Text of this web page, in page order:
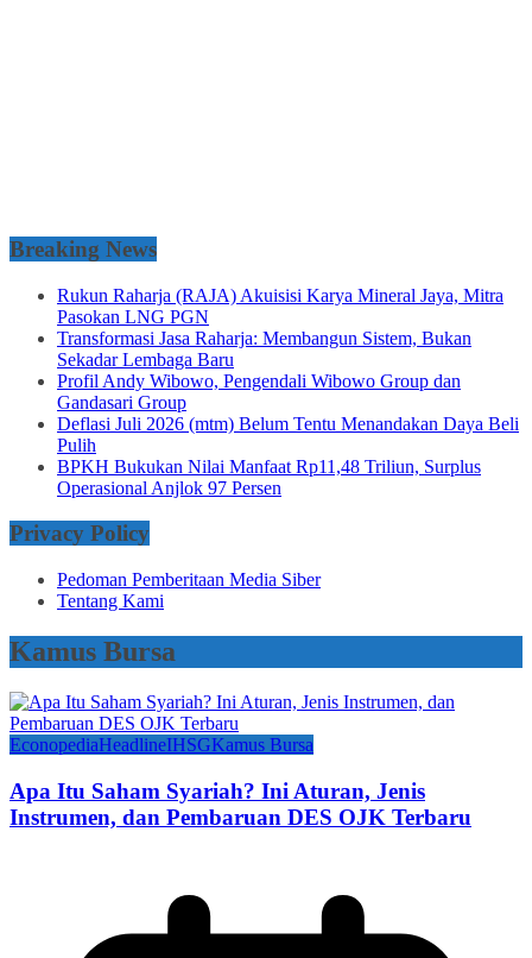
Breaking News
Rukun Raharja (RAJA) Akuisisi Karya Mineral Jaya, Mitra
Pasokan LNG PGN
Transformasi Jasa Raharja: Membangun Sistem, Bukan
Sekadar Lembaga Baru
Profil Andy Wibowo, Pengendali Wibowo Group dan
Gandasari Group
Deflasi Juli 2026 (mtm) Belum Tentu Menandakan Daya Beli
Pulih
BPKH Bukukan Nilai Manfaat Rp11,48 Triliun, Surplus
Operasional Anjlok 97 Persen
Privacy Policy
Pedoman Pemberitaan Media Siber
Tentang Kami
Kamus Bursa
EconopediaHeadlineIHSGKamus Bursa
Apa Itu Saham Syariah? Ini Aturan, Jenis
Instrumen, dan Pembaruan DES OJK Terbaru